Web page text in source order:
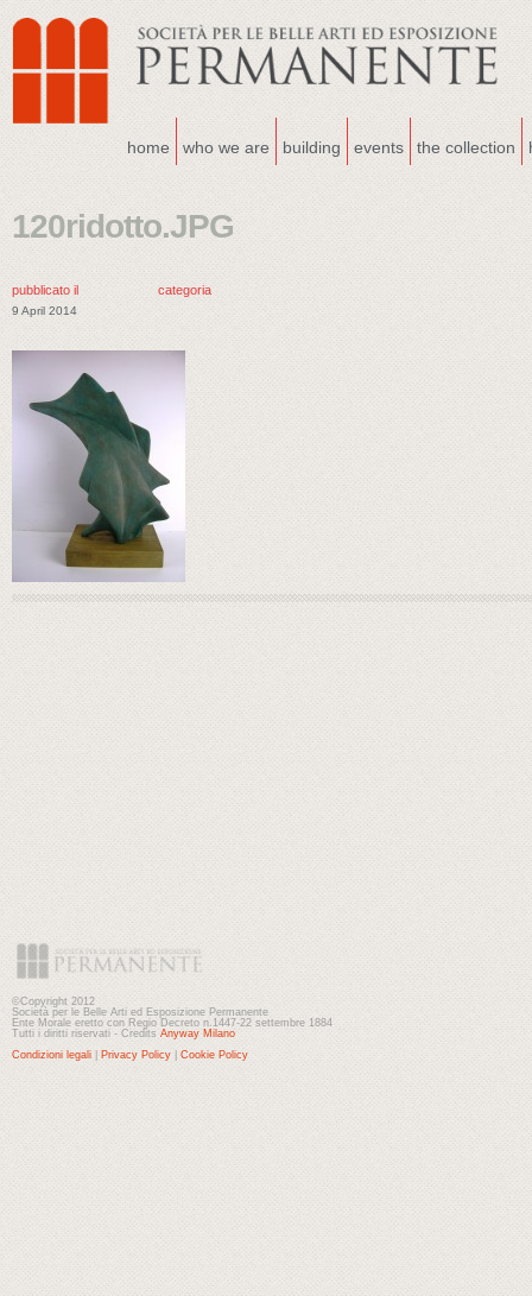
home who we are building events the collection
120ridotto.JPG
pubblicato il
9 April 2014
categoria
©Copyright 2012
Società per le Belle Arti ed Esposizione Permanente
Ente Morale eretto con Regio Decreto n.1447-22 settembre 1884
Tutti i diritti riservati - Credits Anyway Milano
Condizioni legali
Privacy Policy Cookie Policy